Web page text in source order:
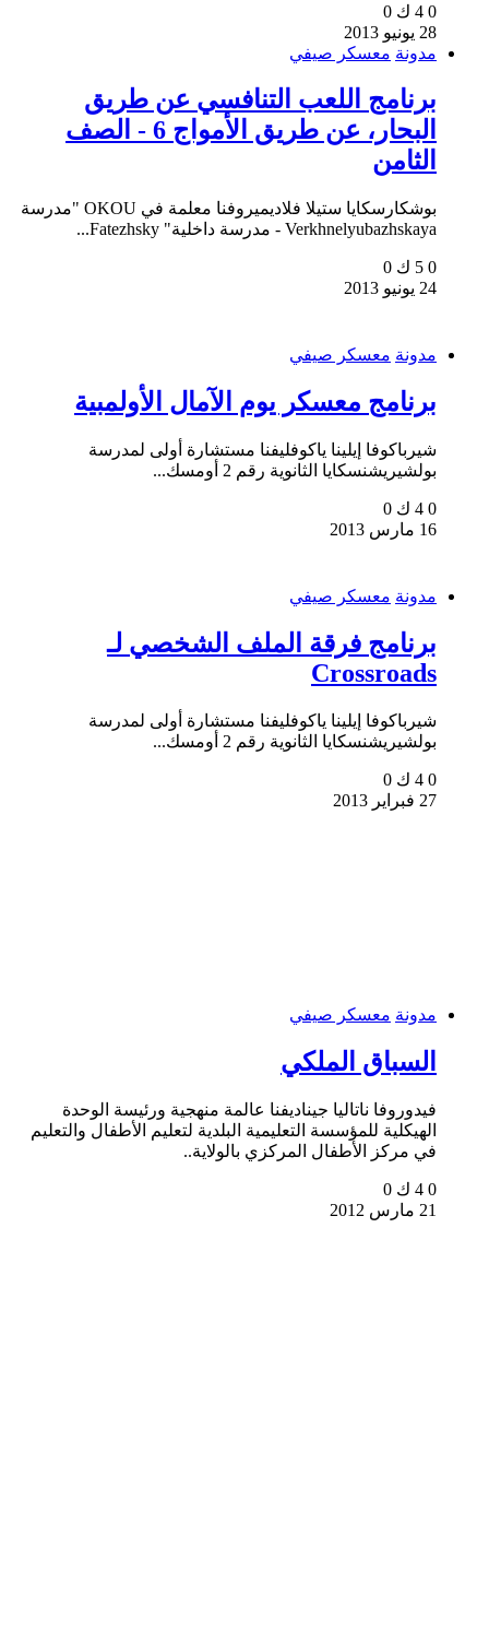
0 4 ك
0
28 يونيو 2013
مدونة معسكر صيفي
برنامج اللعب التنافسي عن طريق
البحار، عن طريق الأمواج 6 - الصف
الثامن
بوشكارسكايا ستيلا فلاديميروفنا معلمة في OKOU "مدرسة
Verkhnelyubazhskaya - مدرسة داخلية" Fatezhsky...
0 5 ك
0
24 يونيو 2013
مدونة معسكر صيفي
برنامج معسكر يوم الآمال الأولمبية
شيرباكوفا إيلينا ياكوفليفنا مستشارة أولى لمدرسة
بولشيريشنسكايا الثانوية رقم 2 أومسك...
0 4 ك
0
16 مارس 2013
مدونة معسكر صيفي
برنامج فرقة الملف الشخصي لـ
Crossroads
شيرباكوفا إيلينا ياكوفليفنا مستشارة أولى لمدرسة
بولشيريشنسكايا الثانوية رقم 2 أومسك...
0 4 ك
0
27 فبراير 2013
مدونة معسكر صيفي
السباق الملكي
فيدوروفا ناتاليا جيناديفنا عالمة منهجية ورئيسة الوحدة
الهيكلية للمؤسسة التعليمية البلدية لتعليم الأطفال والتعليم
في مركز الأطفال المركزي بالولاية..
0 4 ك
0
21 مارس 2012